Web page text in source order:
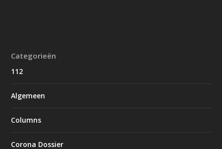
Categorieën
112
Algemeen
Columns
Corona Dossier